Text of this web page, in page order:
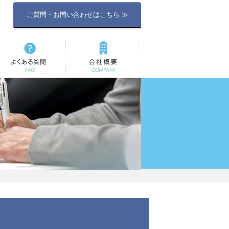
ご質問・お問い合わせはこちら ≫
よくある質問 会社概要